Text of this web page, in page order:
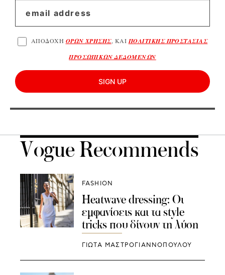
ΑΠΟΔΟΧΗ ΟΡΩΝ ΧΡΗΣΗΣ, ΚΑΙ ΠΟΛΙΤΙΚΗΣ ΠΡΟΣΤΑΣΙΑΣ
ΠΡΟΣΩΠΙΚΩΝ ΔΕΔΟΜΕΝΩΝ
SIGN UP
Vogue Recommends
FASHION
Heatwave dressing: Οι
εμφανίσεις και τα style
tricks που δίνουν τη λύση
ΓΙΩΤΑ ΜΑΣΤΡΟΓΙΑΝΝΟΠΟΥΛΟΥ